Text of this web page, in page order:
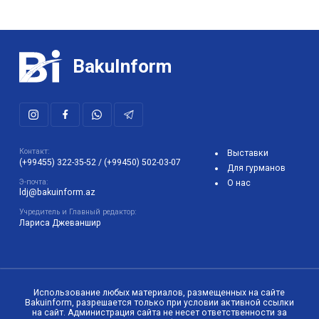
BakuInform
Контакт:
(+99455) 322-35-52 / (+99450) 502-03-07
Э-почта:
ldj@bakuinform.az
Учредитель и Главный редактор:
Лариса Джеваншир
Выставки
Для гурманов
О нас
Использование любых материалов, размещенных на сайте
Bakuinform, разрешается только при условии активной ссылки
на сайт. Администрация сайта не несет ответственности за